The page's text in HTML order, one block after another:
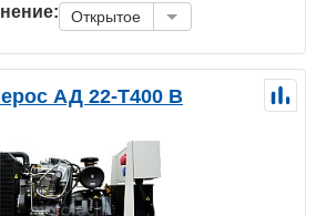
Открытое
АД 22-Т400 B